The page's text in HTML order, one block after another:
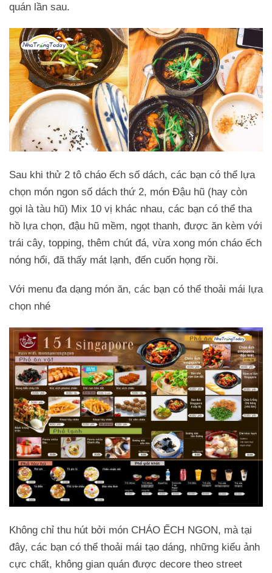
quán lần sau.
Sau khi thử 2 tô cháo ếch số dách, các bạn có thể lựa
chọn món ngon số dách thứ 2, món Đậu hũ (hay còn
gọi là tàu hũ) Mix 10 vị khác nhau, các bạn có thể tha
hồ lựa chọn, đậu hũ mềm, ngọt thanh, được ăn kèm với
trái cây, topping, thêm chút đá, vừa xong món cháo ếch
nóng hổi, đã thấy mát lạnh, đến cuốn họng rồi.
Với menu đa dạng món ăn, các bạn có thể thoải mái lựa
chọn nhé
Không chỉ thu hút bởi món CHÁO ẾCH NGON, mà tại
đây, các bạn có thể thoải mái tạo dáng, những kiểu ảnh
cực chất, không gian quán được decore theo street